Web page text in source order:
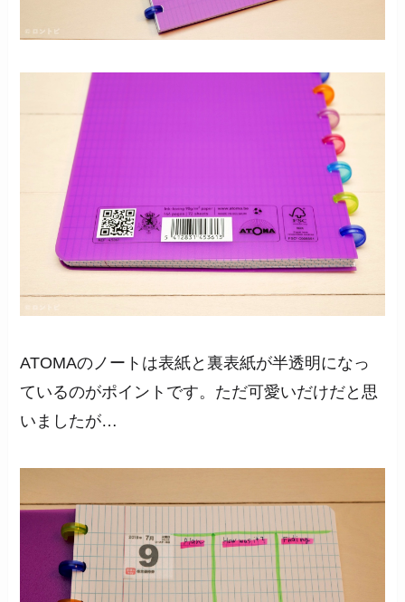
ATOMAのノートは表紙と裏表紙が半透明になっ
ているのがポイントです。ただ可愛いだけだと思
いましたが…